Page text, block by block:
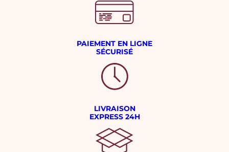
PAIEMENT EN LIGNE
SÉCURISÉ
LIVRAISON
EXPRESS 24H